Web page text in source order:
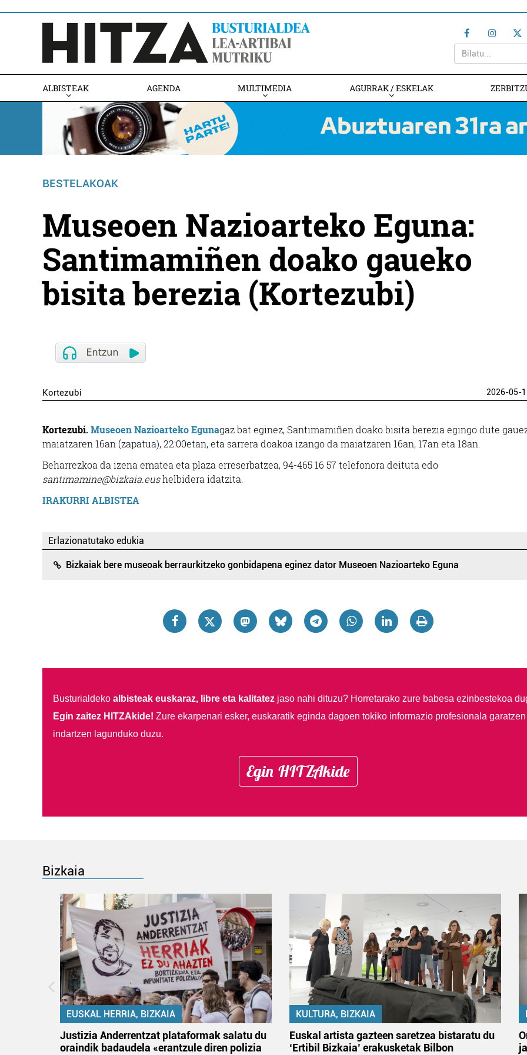
ALBISTEAK AGENDA MULTIMEDIA AGURRAK / ESKELAK
BESTELAKOAK
Museoen Nazioarteko Eguna:
Santimamiñen doako gaueko
bisita berezia (Kortezubi)
Kortezubi 2026-05-
Kortezubi.Museoen Nazioarteko Egunagaz bat eginez, Santimamiñen doako bisita berezia egingo dute
maiatzaren 16an (zapatua), 22:00etan, eta sarrera doakoa izango da maiatzaren 16an, 17an eta 18an.
Beharrezkoa da izena ematea eta plaza erreserbatzea, 94-465 16 57 telefonora deituta edo
santimamine@bizkaia.eushelbidera idatzita.
IRAKURRI ALBISTEA
Erlazionatutako edukia
Bizkaiak bere museoak berraurkitzeko gonbidapena eginez dator Museoen Nazioarteko Eguna
Busturialdeko albisteak euskaraz, libre eta kalitatezjaso nahi dituzu? Horretarako zure babesa ezinbestekoa
Egin zaitez HITZAkide! Zure ekarpenari esker, euskaratik eginda dagoen tokiko informazio profesionala garatzen
indartzen lagunduko duzu.
Egin HITZAkide
Bizkaia
EUSKAL HERRIA, BIZKAIA
Justizia Anderrentzat plataformak salatu du
oraindik badaudela «erantzule diren polizia
KULTURA, BIZKAIA
Euskal artista gazteen saretzea bistaratu du
‘Ertibil Bizkaia’ erakusketak Bilbon